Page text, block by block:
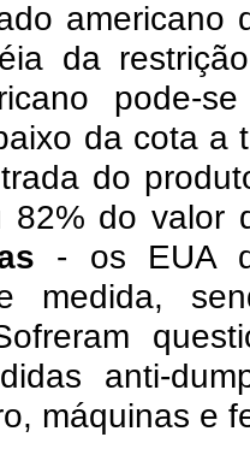
americano
da
pode-
da cota a
do
82% do valor
- os EUA
medida,
anti-
máquinas e